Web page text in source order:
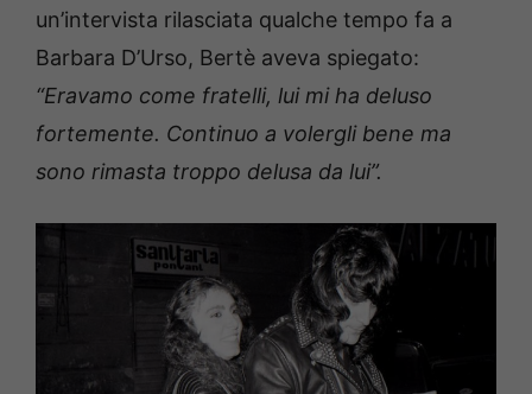
un’intervista rilasciata qualche tempo fa a
Barbara D’Urso, Bertè aveva spiegato:
“Eravamo come fratelli, lui mi ha deluso
fortemente. Continuo a volergli bene ma
sono rimasta troppo delusa da lui”.